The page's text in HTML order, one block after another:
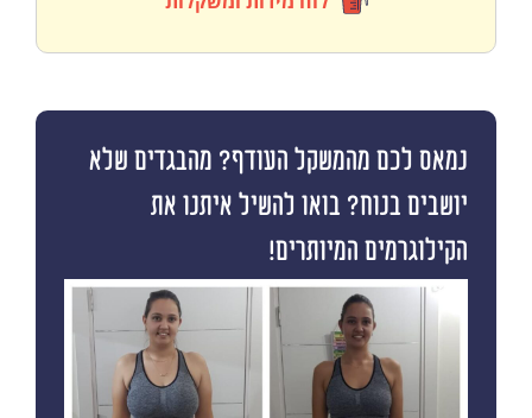
נמאס לכם מהמשקל העודף? מהבגדים שלא
יושבים בנוח? בואו להשיל איתנו את
הקילוגרמים המיותרים!